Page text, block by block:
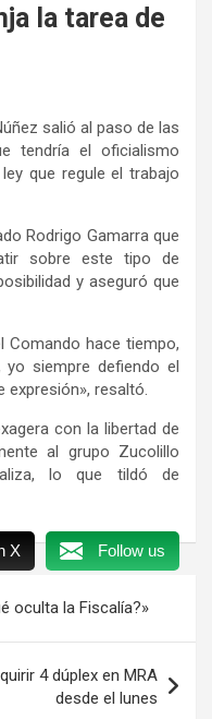
la tarea de
salió al paso de las
tendría el oficialismo
que regule el trabajo
Rodrigo Gamarra que
sobre este tipo de
y aseguró que
hace tiempo,
siempre defiendo el
expresión», resaltó.
con la libertad de
al grupo Zucolillo
lo que tildó de
X Follow us
oculta la Fiscalía?»
4 dúplex en MRA
desde el lunes